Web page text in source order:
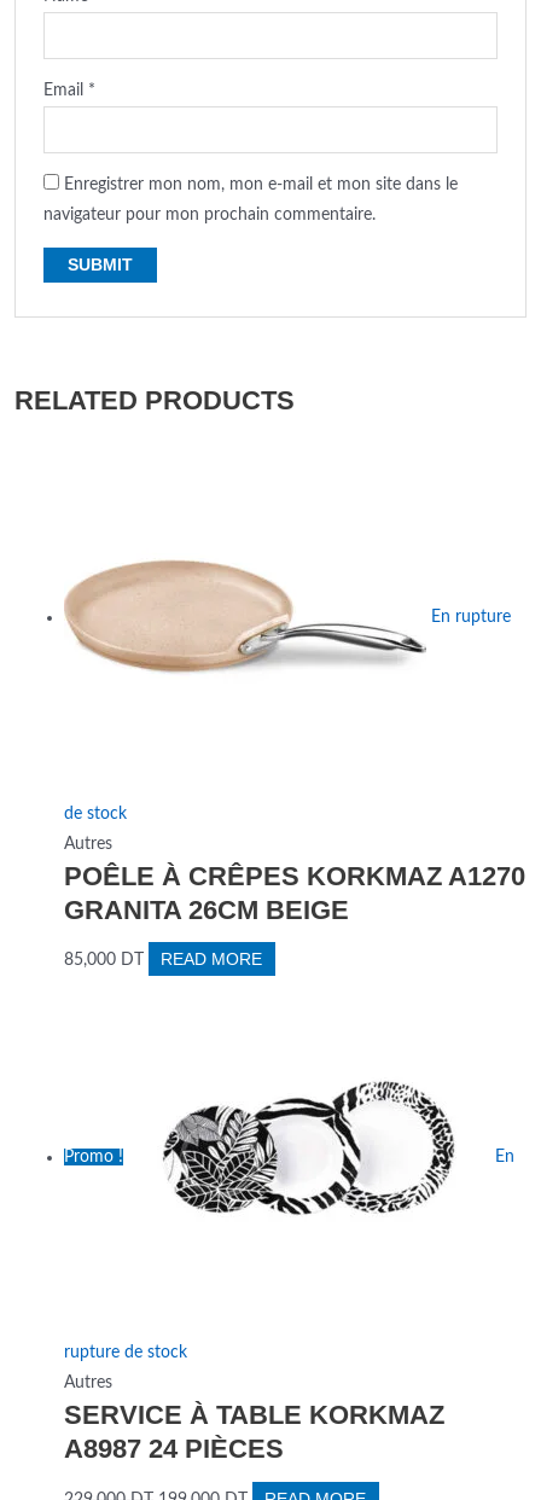
Email *
Enregistrer mon nom, mon e-mail et mon site dans le
navigateur pour mon prochain commentaire.
RELATED PRODUCTS
En rupture
de stock
Autres
POÊLE À CRÊPES KORKMAZ A1270
GRANITA 26CM BEIGE
85,000 DT READ MORE
Promo ! En
rupture de stock
Autres
SERVICE À TABLE KORKMAZ
A8987 24 PIÈCES